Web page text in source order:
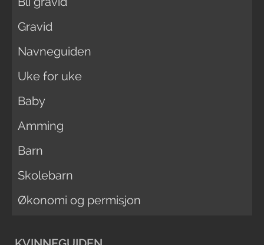
Gravid
Navneguiden
Uke for uke
Baby
Amming
Barn
Skolebarn
Økonomi og permisjon